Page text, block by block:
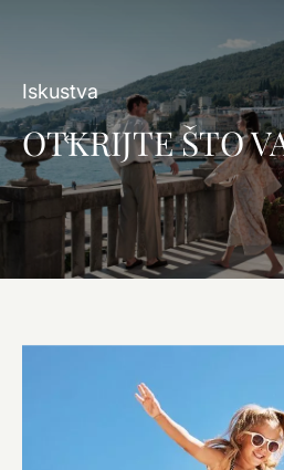
Iskustva
OTKRIJTE ŠTO